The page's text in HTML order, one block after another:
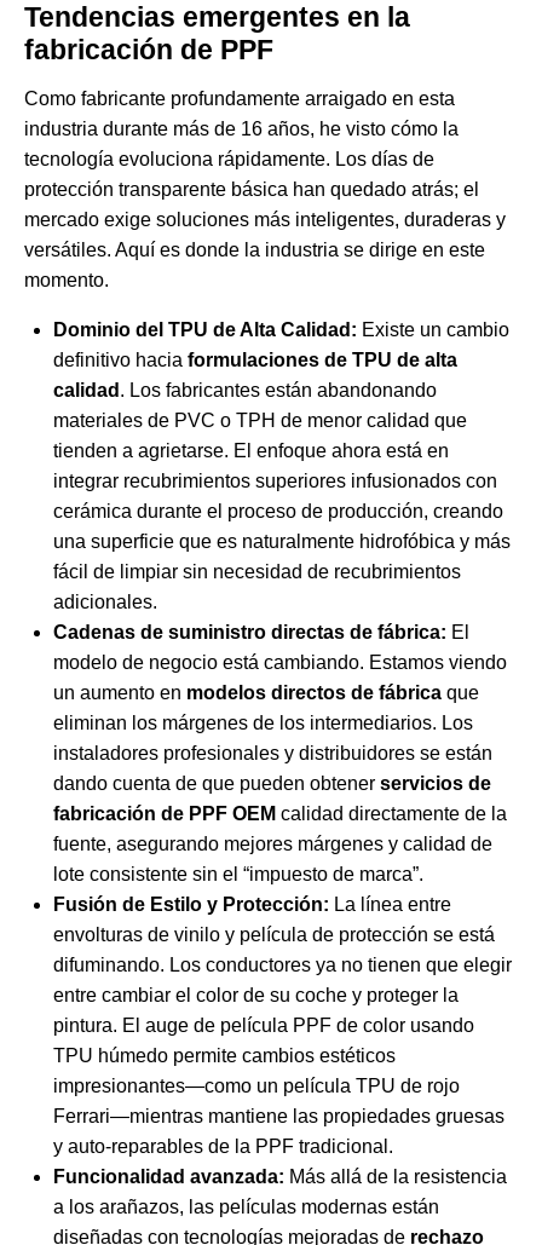
Tendencias emergentes en la
fabricación de PPF
Como fabricante profundamente arraigado en esta
industria durante más de 16 años, he visto cómo la
tecnología evoluciona rápidamente. Los días de
protección transparente básica han quedado atrás; el
mercado exige soluciones más inteligentes, duraderas y
versátiles. Aquí es donde la industria se dirige en este
momento.
Dominio del TPU de Alta Calidad: Existe un cambio
definitivo hacia formulaciones de TPU de alta
calidad . Los fabricantes están abandonando
materiales de PVC o TPH de menor calidad que
tienden a agrietarse. El enfoque ahora está en
integrar recubrimientos superiores infusionados con
cerámica durante el proceso de producción, creando
una superficie que es naturalmente hidrofóbica y más
fácil de limpiar sin necesidad de recubrimientos
adicionales.
Cadenas de suministro directas de fábrica: El
modelo de negocio está cambiando. Estamos viendo
un aumento en modelos directos de fábrica que
eliminan los márgenes de los intermediarios. Los
instaladores profesionales y distribuidores se están
dando cuenta de que pueden obtener servicios de
fabricación de PPF OEM calidad directamente de la
fuente, asegurando mejores márgenes y calidad de
lote consistente sin el “impuesto de marca”.
Fusión de Estilo y Protección: La línea entre
envolturas de vinilo y película de protección se está
difuminando. Los conductores ya no tienen que elegir
entre cambiar el color de su coche y proteger la
pintura. El auge de película PPF de color usando
TPU húmedo permite cambios estéticos
impresionantes—como un película TPU de rojo
Ferrari—mientras mantiene las propiedades gruesas
y auto-reparables de la PPF tradicional.
Funcionalidad avanzada: Más allá de la resistencia
a los arañazos, las películas modernas están
diseñadas con tecnologías mejoradas de rechazo